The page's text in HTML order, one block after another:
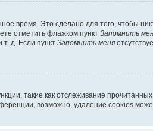
время. Это сделано для того, чтобы
отметить флажком пункт Запомнить
д. Если пункт Запомнить меня
такие как отслеживание прочитанных
возможно, удаление cookies